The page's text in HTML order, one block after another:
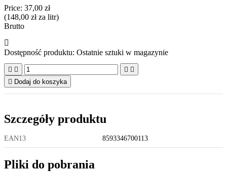
Price: 37,00 zł
(148,00 zł za litr)
Brutto

Dostępność produktu: Ostatnie sztuki w magazynie
   
 Dodaj do koszyka
Szczegóły produktu
EAN13 8593346700113
Pliki do pobrania